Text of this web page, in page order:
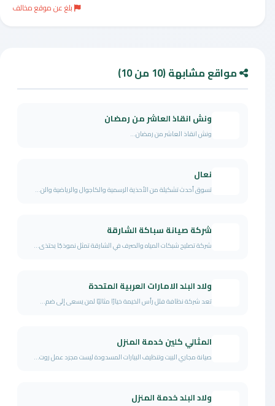
بلغ عن موقع مخالف
مواقع مشابهة (10 من 10)
ونش انقاذ العاشر من رمضان
ونش انقاذ العاشر من رمضان...
نعال
تسوق أحدث تشكيلة من الأحذية الرسمية والكاجوال والرياضية والن...
شركة صيانة سباكة الشارقة
شركة تصليح شبكات المياه والصرف في الشارقة تمثل نموذجًا يحتذى...
ولاد البلد الامارات العربية المتحدة
تعد شركة نظافة فلل رأس الخيمة خيارًا مثاليًا لمن يسعى إلى ضم...
المثالي كلين خدمة المنزل
صيانة مجاري البيت وتنظيف البيارات المسدودة ليست مجرد عمل روت...
ولاد البلد خدمة المنزل